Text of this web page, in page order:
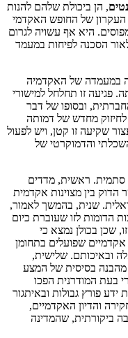
, הן ביכולת שלהם להנות
של החופש האקדמי
היא אף עשויה לגרום
הסכנה לפיחות במעמד
במעמדה של האקדמיה
פגיעה זו תחלחל למישורי
ובסופו של דבר
מחדש של דמותה
שקיעה זו קטן, ויש לפעול
והדמוקרטי של
סתמית. ראשית, מדדים
הדוק בין מצוינות אקדמית
שנית, בהמשך לאמור,
הדומות לזו שעוברת כיום
שכן בכולן נמצא כי
שפועלים בתחומן
ובאיכותם. שלישית,
מהבנה בסיסית של המצע
בעת המודרנית הפכו
פורץ גבולות ובאיתגור
והדיון האקדמיים,
ביקורתית, שהמדינה